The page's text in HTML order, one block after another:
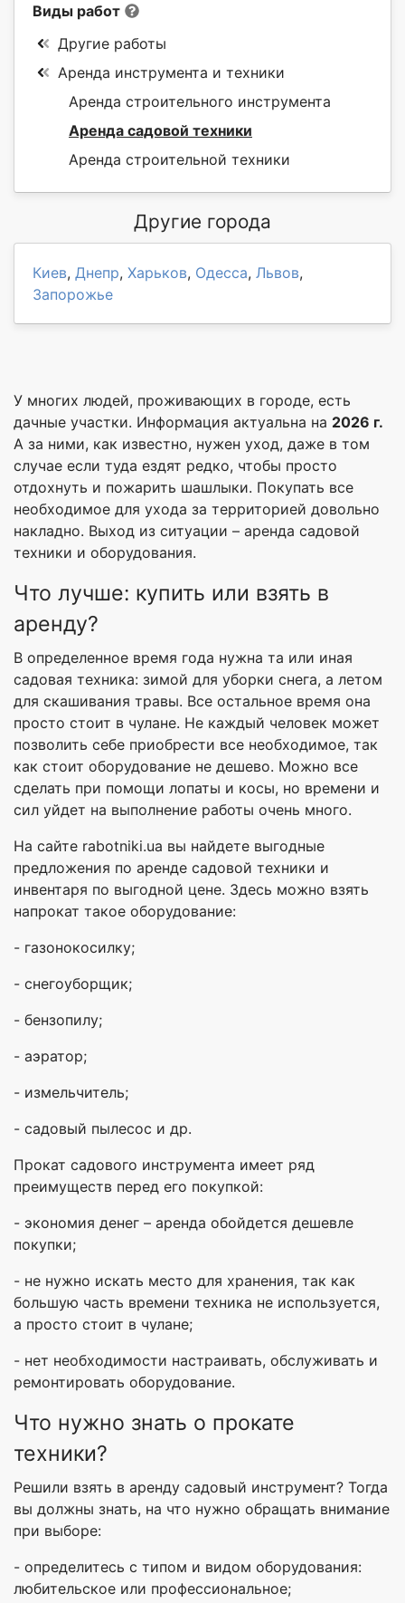
Виды работ
Другие работы
Аренда инструмента и техники
Аренда строительного инструмента
Аренда садовой техники
Аренда строительной техники
Другие города
Киев, Днепр, Харьков, Одесса, Львов,
Запорожье
У многих людей, проживающих в городе, есть
дачные участки. Информация актуальна на 2026 г.
А за ними, как известно, нужен уход, даже в том
случае если туда ездят редко, чтобы просто
отдохнуть и пожарить шашлыки. Покупать все
необходимое для ухода за территорией довольно
накладно. Выход из ситуации – аренда садовой
техники и оборудования.
Что лучше: купить или взять в
аренду?
В определенное время года нужна та или иная
садовая техника: зимой для уборки снега, а летом
для скашивания травы. Все остальное время она
просто стоит в чулане. Не каждый человек может
позволить себе приобрести все необходимое, так
как стоит оборудование не дешево. Можно все
сделать при помощи лопаты и косы, но времени и
сил уйдет на выполнение работы очень много.
На сайте rabotniki.ua вы найдете выгодные
предложения по аренде садовой техники и
инвентаря по выгодной цене. Здесь можно взять
напрокат такое оборудование:
- газонокосилку;
- снегоуборщик;
- бензопилу;
- аэратор;
- измельчитель;
- садовый пылесос и др.
Прокат садового инструмента имеет ряд
преимуществ перед его покупкой:
- экономия денег – аренда обойдется дешевле
покупки;
- не нужно искать место для хранения, так как
большую часть времени техника не используется,
а просто стоит в чулане;
- нет необходимости настраивать, обслуживать и
ремонтировать оборудование.
Что нужно знать о прокате
техники?
Решили взять в аренду садовый инструмент? Тогда
вы должны знать, на что нужно обращать внимание
при выборе:
- определитесь с типом и видом оборудования:
любительское или профессиональное;